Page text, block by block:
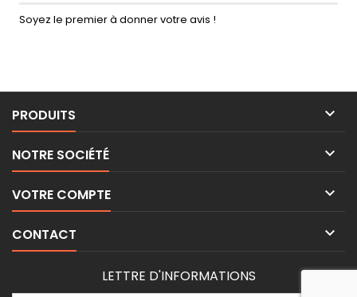
Soyez le premier à donner votre avis !
PRODUITS 
NOTRE SOCIÉTÉ 
VOTRE COMPTE 
CONTACT 
LETTRE D'INFORMATIONS